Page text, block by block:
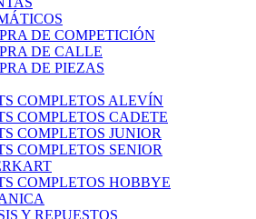
DE COMPETICIÓN
DE CALLE
DE PIEZAS
COMPLETOS ALEVÍN
COMPLETOS CADETE
COMPLETOS JUNIOR
COMPLETOS SENIOR
COMPLETOS HOBBYE
Y REPUESTOS